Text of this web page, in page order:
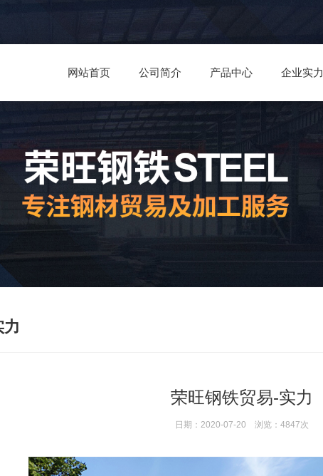
网站首页 公司简介 产品中心 企业实力
荣旺钢铁贸易-实力
日期：2020-07-20 浏览：4847次